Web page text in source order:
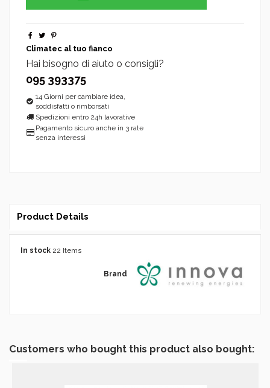
Climatec al tuo fianco
Hai bisogno di aiuto o consigli?
095 393375
14 Giorni per cambiare idea,
soddisfatti o rimborsati
Spedizioni entro 24h lavorative
Pagamento sicuro anche in 3 rate
senza interessi
Product Details
Brand
In stock 22 Items
Customers who bought this product also bought: